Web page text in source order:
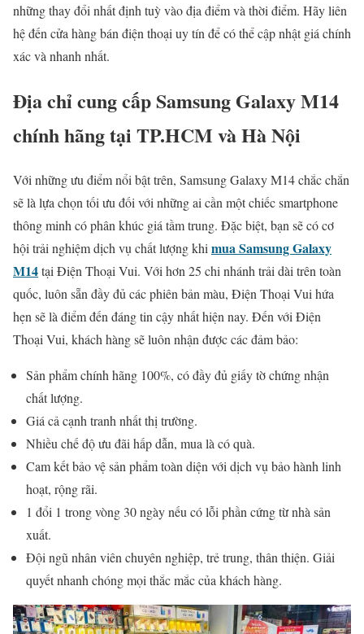
những thay đổi nhất định tuỳ vào địa điểm và thời điểm. Hãy liên
hệ đến cửa hàng bán điện thoại uy tín để có thể cập nhật giá chính
xác và nhanh nhất.
Địa chỉ cung cấp Samsung Galaxy M14
chính hãng tại TP.HCM và Hà Nội
Với những ưu điểm nổi bật trên, Samsung Galaxy M14 chắc chắn
sẽ là lựa chọn tối ưu đối với những ai cần một chiếc smartphone
thông minh có phân khúc giá tầm trung. Đặc biệt, bạn sẽ có cơ
hội trải nghiệm dịch vụ chất lượng khi mua Samsung Galaxy
M14tại Điện Thoại Vui. Với hơn 25 chi nhánh trải dài trên toàn
quốc, luôn sẵn đầy đủ các phiên bản màu, Điện Thoại Vui hứa
hẹn sẽ là điểm đến đáng tin cậy nhất hiện nay. Đến với Điện
Thoại Vui, khách hàng sẽ luôn nhận được các đảm bảo:
Sản phẩm chính hãng 100%, có đầy đủ giấy tờ chứng nhận
chất lượng.
Giá cả cạnh tranh nhất thị trường.
Nhiều chế độ ưu đãi hấp dẫn, mua là có quà.
Cam kết bảo vệ sản phẩm toàn diện với dịch vụ bảo hành linh
hoạt, rộng rãi.
1 đổi 1 trong vòng 30 ngày nếu có lỗi phần cứng từ nhà sản
xuất.
Đội ngũ nhân viên chuyên nghiệp, trẻ trung, thân thiện. Giải
quyết nhanh chóng mọi thắc mắc của khách hàng.